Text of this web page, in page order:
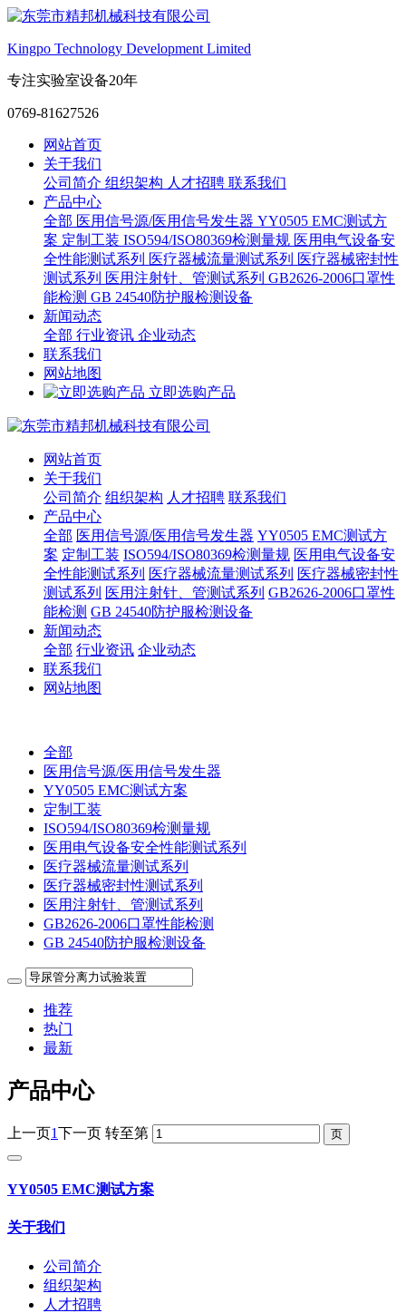
Kingpo Technology Development Limited
专注实验室设备20年
0769-81627526
网站首页
关于我们
公司简介 组织架构 人才招聘 联系我们
产品中心
全部 医用信号源/医用信号发生器 YY0505 EMC测试方
案 定制工装 ISO594/ISO80369检测量规 医用电气设备安
全性能测试系列 医疗器械流量测试系列 医疗器械密封性
测试系列 医用注射针、管测试系列 GB2626-2006口罩性
能检测 GB 24540防护服检测设备
新闻动态
全部 行业资讯 企业动态
联系我们
网站地图
立即选购产品
网站首页
关于我们
公司简介 组织架构 人才招聘 联系我们
产品中心
全部 医用信号源/医用信号发生器 YY0505 EMC测试方
案 定制工装 ISO594/ISO80369检测量规 医用电气设备安
全性能测试系列 医疗器械流量测试系列 医疗器械密封性
测试系列 医用注射针、管测试系列 GB2626-2006口罩性
能检测 GB 24540防护服检测设备
新闻动态
全部 行业资讯 企业动态
联系我们
网站地图
全部
医用信号源/医用信号发生器
YY0505 EMC测试方案
定制工装
ISO594/ISO80369检测量规
医用电气设备安全性能测试系列
医疗器械流量测试系列
医疗器械密封性测试系列
医用注射针、管测试系列
GB2626-2006口罩性能检测
GB 24540防护服检测设备
推荐
热门
最新
产品中心
上一页1下一页 转至第
YY0505 EMC测试方案
关于我们
公司简介
组织架构
人才招聘